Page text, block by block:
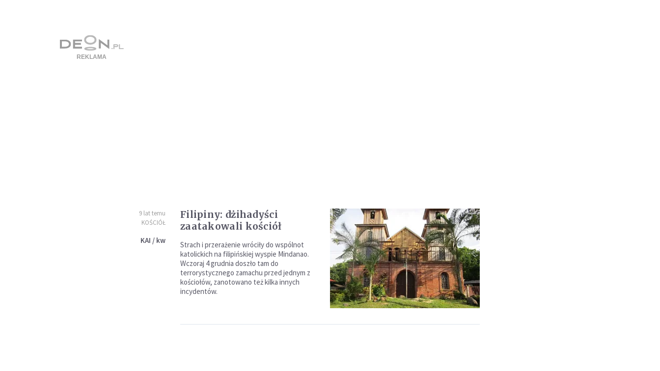
9 lat temu
KOŚCIÓŁ
KAI / kw
Filipiny: dżihadyści
zaatakowali kościół
Strach i przerażenie wróciły do wspólnot
katolickich na filipińskiej wyspie Mindanao.
Wczoraj 4 grudnia doszło tam do
terrorystycznego zamachu przed jednym z
kościołów, zanotowano też kilka innych
incydentów.